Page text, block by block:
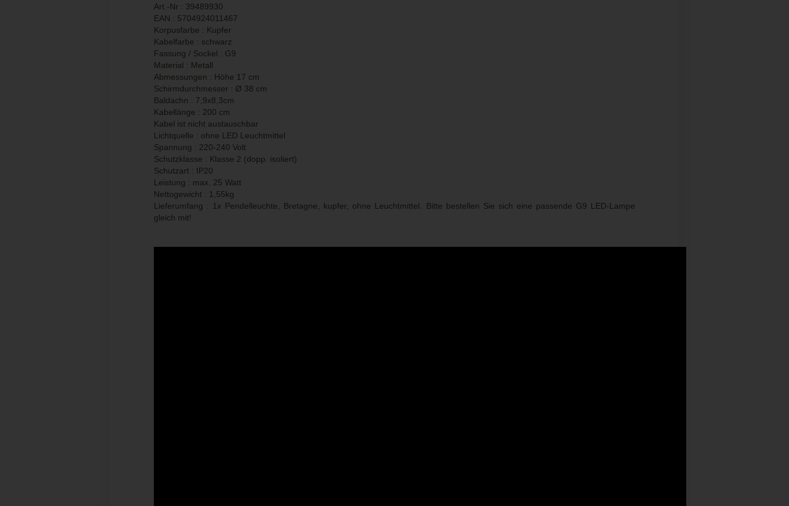
Art.-Nr : 39489930
EAN : 5704924011467
Korpusfarbe : Kupfer
Kabelfarbe : schwarz
Fassung / Sockel : G9
Material : Metall
Abmessungen : Höhe 17 cm
Schirmdurchmesser : Ø 38 cm
Baldachn : 7,9x8,3cm
Kabellänge : 200 cm
Kabel ist nicht austauschbar
Lichtquelle : ohne LED Leuchtmittel
Spannung : 220-240 Volt
Schutzklasse : Klasse 2 (dopp. isoliert)
Schutzart : IP20
Leistung : max. 25 Watt
Nettogewicht : 1,55kg
Lieferumfang : 1x Pendelleuchte, Bretagne, kupfer, ohne Leuchtmittel. Bitte bestellen Sie sich eine passende G9 LED-Lampe
gleich mit!